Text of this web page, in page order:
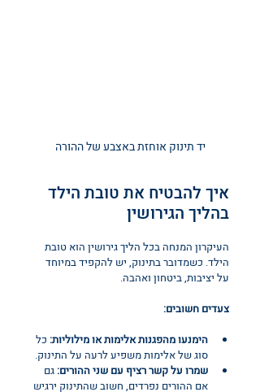
יד תינוק אוחזת באצבע של ההורה
איך להבטיח את טובת הילד
בהליך הגירושין
העיקרון המנחה בכל הליך גירושין הוא טובת
הילד. כשמדובר בתינוק, יש להקפיד במיוחד
על יציבות, ביטחון ואהבה.
צעדים חשובים:
הימנעו מהפגנות אלימות או מילוליות: כל
סוג של אלימות משפיע לרעה על התינוק.
שמרו על קשר רציף עם שני ההורים: גם
אם ההורים נפרדים, חשוב שהתינוק ירגיש